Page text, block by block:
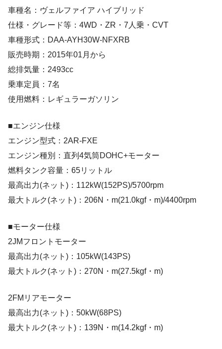
車種名：ヴェルファイア ハイブリッド
仕様・グレード等：4WD・ZR・7人乗・CVT
車種形式：DAA-AYH30W-NFXRB
販売時期：2015年01月から
総排気量：2493cc
乗車定員：7名
使用燃料：レギュラーガソリン
■エンジン仕様
エンジン型式：2AR-FXE
エンジン種別：直列4気筒DOHC+モーター
燃料タンク容量：65リットル
最高出力(ネット)：112kW(152PS)/5700rpm
最大トルク(ネット)：206N・m(21.0kgf・m)/4400rpm
■モーター仕様
2JMフロントモーター
最高出力(ネット)：105kW(143PS)
最大トルク(ネット)：270N・m(27.5kgf・m)
2FMリアモーター
最高出力(ネット)：50kW(68PS)
最大トルク(ネット)：139N・m(14.2kgf・m)